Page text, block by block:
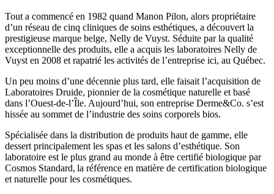
Tout a commencé en 1982 quand Manon Pilon, alors propriétaire
d’un réseau de cinq cliniques de soins esthétiques, a découvert la
prestigieuse marque belge, Nelly de Vuyst. Séduite par la qualité
exceptionnelle des produits, elle a acquis les laboratoires Nelly de
Vuyst en 2008 et rapatrié les activités de l’entreprise ici, au Québec.
Un peu moins d’une décennie plus tard, elle faisait l’acquisition de
Laboratoires Druide, pionnier de la cosmétique naturelle et basé
dans l’Ouest-de-l’Île. Aujourd’hui, son entreprise Derme&Co. s’est
hissée au sommet de l’industrie des soins corporels bios.
Spécialisée dans la distribution de produits haut de gamme, elle
dessert principalement les spas et les salons d’esthétique. Son
laboratoire est le plus grand au monde à être certifié biologique par
Cosmos Standard, la référence en matière de certification biologique
et naturelle pour les cosmétiques.